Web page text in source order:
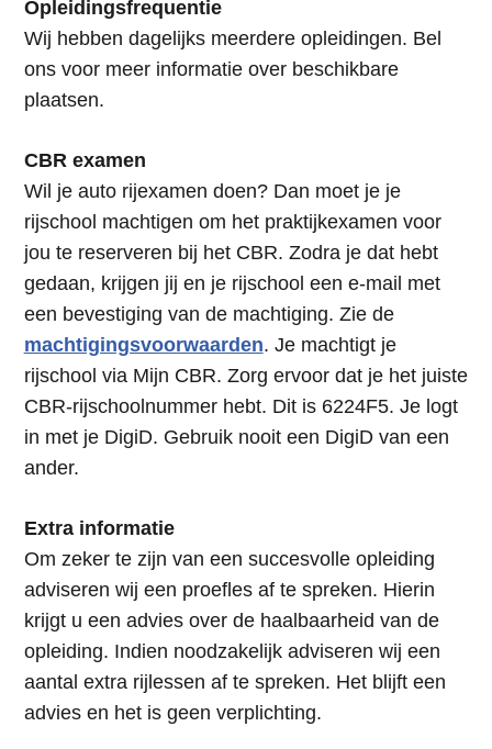
Opleidingsfrequentie
Wij hebben dagelijks meerdere opleidingen. Bel
ons voor meer informatie over beschikbare
plaatsen.
CBR examen
Wil je auto rijexamen doen? Dan moet je je
rijschool machtigen om het praktijkexamen voor
jou te reserveren bij het CBR. Zodra je dat hebt
gedaan, krijgen jij en je rijschool een e-mail met
een bevestiging van de machtiging. Zie de
machtigingsvoorwaarden. Je machtigt je
rijschool via Mijn CBR. Zorg ervoor dat je het juiste
CBR-rijschoolnummer hebt. Dit is 6224F5. Je logt
in met je DigiD. Gebruik nooit een DigiD van een
ander.
Extra informatie
Om zeker te zijn van een succesvolle opleiding
adviseren wij een proefles af te spreken. Hierin
krijgt u een advies over de haalbaarheid van de
opleiding. Indien noodzakelijk adviseren wij een
aantal extra rijlessen af te spreken. Het blijft een
advies en het is geen verplichting.